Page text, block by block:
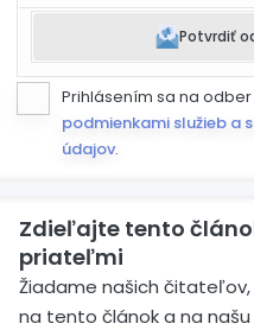
Potvrdiť
Prihlásením sa na
podmienkami služieb a
údajov.
Zdieľajte tento
priateľmi
Žiadame našich
na tento článok a na